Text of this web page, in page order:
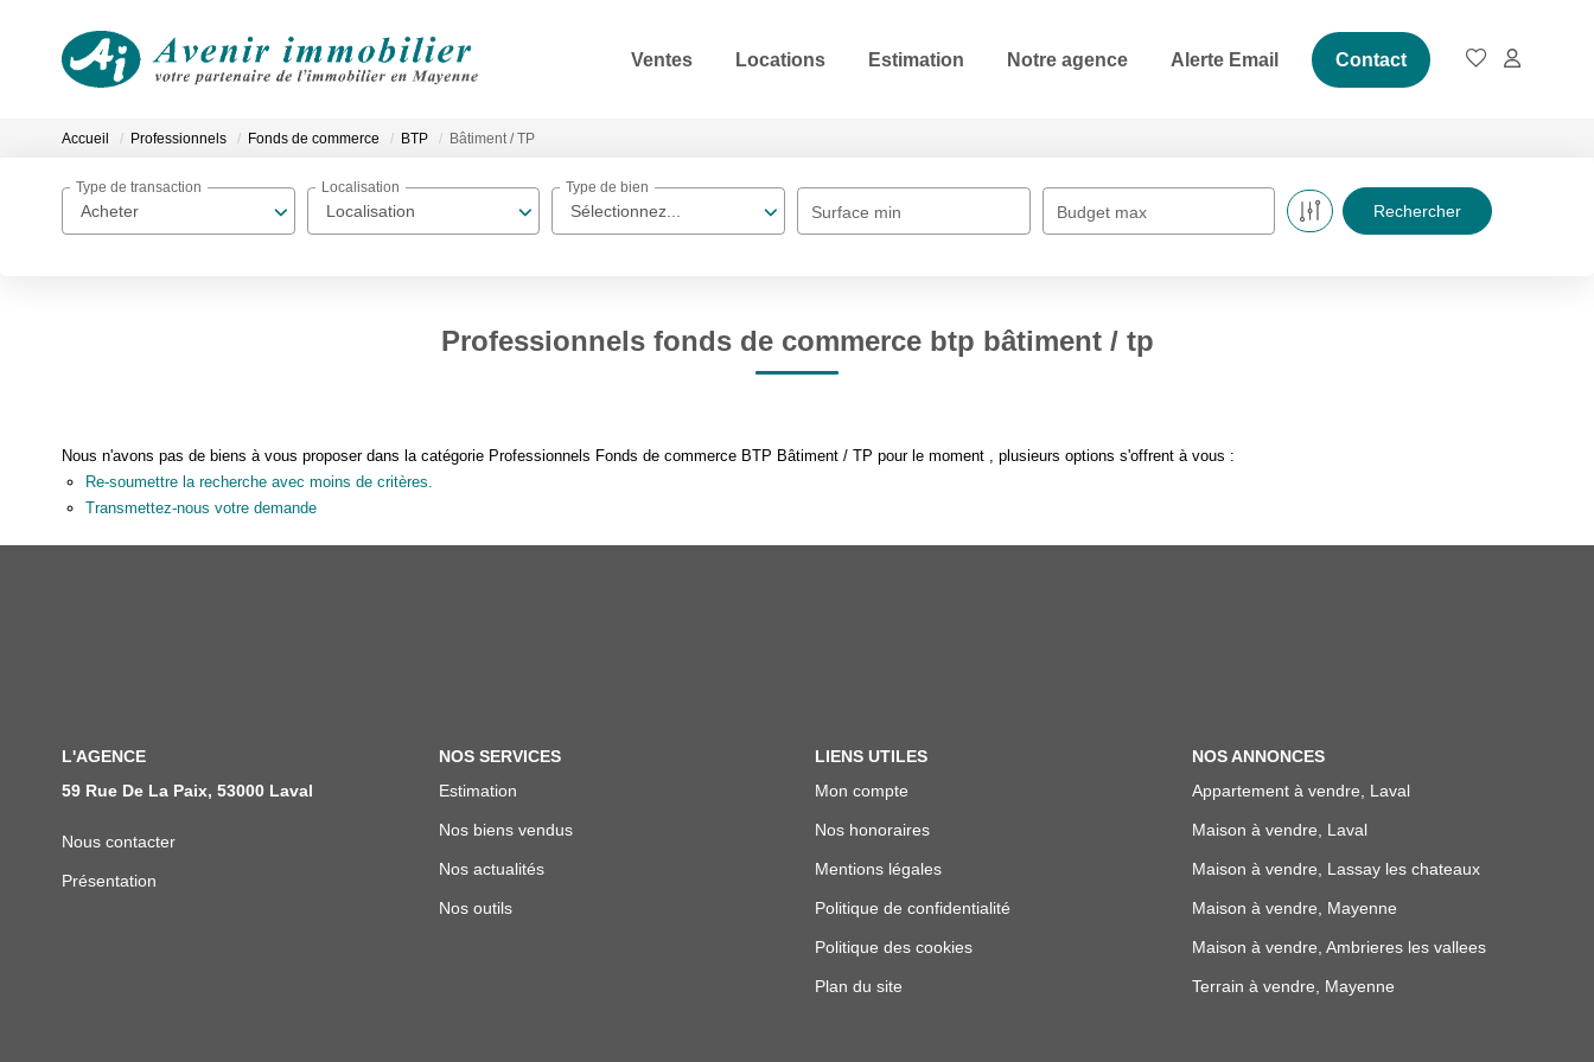
Ventes Locations Estimation Notre agence Alerte Email Contact
Accueil Professionnels Fonds de commerce BTP Bâtiment / TP
Acheter
Type de transaction
Localisation
Localisation
Sélectionnez...
Type de bien
Surface min Budget max
Professionnels fonds de commerce btp bâtiment / tp
Nous n'avons pas de biens à vous proposer dans la catégorie Professionnels Fonds de commerce BTP Bâtiment / TP pour le moment , plusieurs options s'offrent à vous :
Re-soumettre la recherche avec moins de critères.
Transmettez-nous votre demande
L'AGENCE
59 Rue De La Paix, 53000 Laval
Nous contacter
Présentation
NOS SERVICES
Estimation
Nos biens vendus
Nos actualités
Nos outils
LIENS UTILES
Mon compte
Nos honoraires
Mentions légales
Politique de confidentialité
Politique des cookies
Plan du site
NOS ANNONCES
Appartement à vendre, Laval
Maison à vendre, Laval
Maison à vendre, Lassay les chateaux
Maison à vendre, Mayenne
Maison à vendre, Ambrieres les vallees
Terrain à vendre, Mayenne